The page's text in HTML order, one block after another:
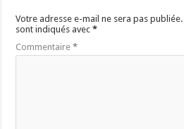
Votre adresse e-mail ne sera pas publiée.
sont indiqués avec*
Commentaire*